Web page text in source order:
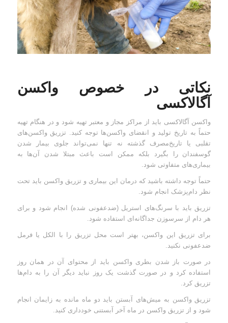
نکاتی در خصوص واکسن
آگالاکسی
واکسن آگالاکسی باید از مراکز مجاز و معتبر تهیه شود و در هنگام تهیه
حتماً به تاریخ تولید و انقضای واکسن‌ها توجه کنید. تزریق واکسن‌های
تقلبی یا تاریخ‌مصرف گذشته نه تنها نمی‌تواند جلوی بیمار شدن
گوسفندان را بگیرد بلکه ممکن است باعث مبتلا شدن آن‌ها به
بیماری‌های متفاوتی شود.
حتماً توجه داشته باشید که درمان این بیماری و تزریق واکسن باید تحت
نظر دام‌پزشک انجام شود.
تزریق باید با سرنگ‌های استریل (ضدعفونی شده) انجام شود و برای
هر دام از سرسوزن جداگانه‌ای استفاده شود.
برای تزریق این واکسن، بهتر است محل تزریق را با الکل یا فرمل
ضدعفونی نکنید.
در صورت باز شدن بطری واکسن باید از محتوای آن در همان روز
استفاده کرد و در صورت گذشت یک روز نباید دیگر آن را به دام‌ها
تزریق کرد.
تزریق واکسن به میش‌های آبستن باید دو ماه مانده به زایمان انجام
شود و از تزریق واکسن در ماه آخر آبستنی خودداری کنید.